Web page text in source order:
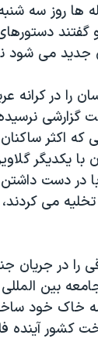
رهبری ایران
نوبل صلح
آمریکا «سی‌پک»
چین
ها روز سه
گفتند
می شود
را در
گزارشی
که اکثر
با یکدیگر
با در دست
می
بین
خاک خود
کشور آینده